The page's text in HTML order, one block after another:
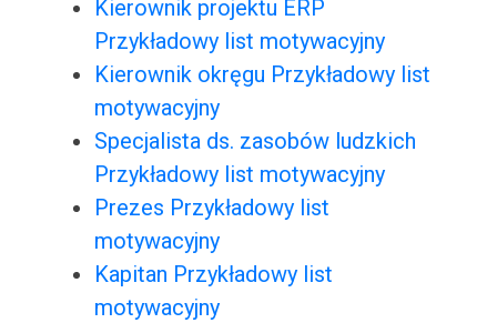
Kierownik projektu ERP
Przykładowy list motywacyjny
Kierownik okręgu Przykładowy list
motywacyjny
Specjalista ds. zasobów ludzkich
Przykładowy list motywacyjny
Prezes Przykładowy list
motywacyjny
Kapitan Przykładowy list
motywacyjny